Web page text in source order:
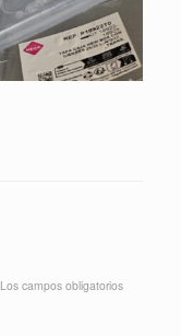
Los campos obligatorios